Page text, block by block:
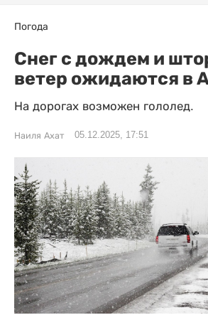
Погода
Снег с дождем и
ветер ожидаются в
На дорогах возможен гололед.
Наиля Ахат 05.12.2025, 17:51